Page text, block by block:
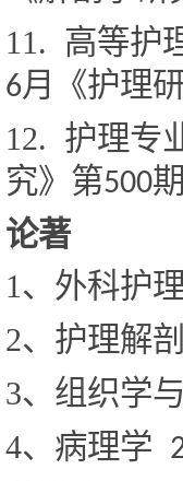
11. 高等护
6月《护理
12. 护理专
究》第500
论著
1、外科护
2、护理解
3、组织
4、病理学